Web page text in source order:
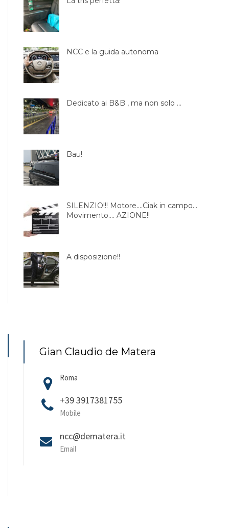
NCC e la guida autonoma
Dedicato ai B&B , ma non solo …
Bau!
SILENZIO!!! Motore….Ciak in campo…
Movimento…. AZIONE!!
A disposizione!!
Gian Claudio de Matera
Roma
+39 3917381755
Mobile
ncc@dematera.it
Email